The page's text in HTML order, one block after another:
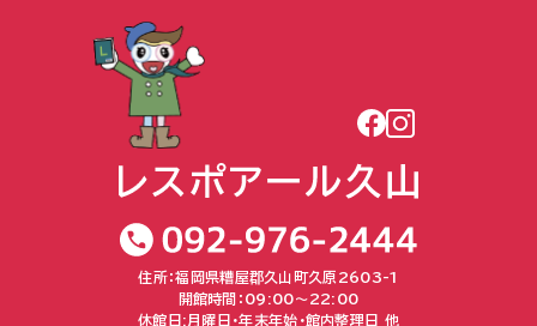
住所：福岡県糟屋郡久山町久原2603-1
開館時間：09:00〜22:00
休館日:月曜日・年末年始・館内整理日 他